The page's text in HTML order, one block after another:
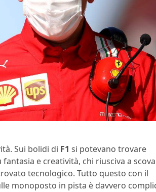
Sui bolidi di F1 si potevano trovare
e creatività, chi riusciva a
tecnologico. Tutto questo con il
monoposto in pista è davvero